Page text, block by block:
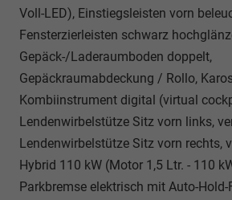
Voll-LED), Einstiegsleisten vorn
Fensterzierleisten schwarz
Gepäck-/Laderaumboden doppelt,
Gepäckraumabdeckung / Rollo,
Kombiinstrument digital (virtual
Lendenwirbelstütze Sitz vorn links,
Lendenwirbelstütze Sitz vorn rechts,
Hybrid 110 kW (Motor 1,5 Ltr. - 110
Parkbremse elektrisch mit Auto-Hold-